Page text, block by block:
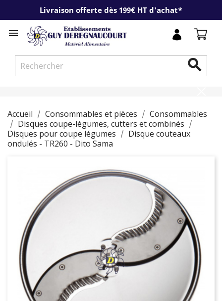
Livraison offerte dès 199€ HT d'achat*


Accueil Consommables et pièces
Consommables
Disques coupe-légumes, cutters et combinés
Disques pour coupe légumes
Disque couteaux
ondulés - TR260 - Dito Sama